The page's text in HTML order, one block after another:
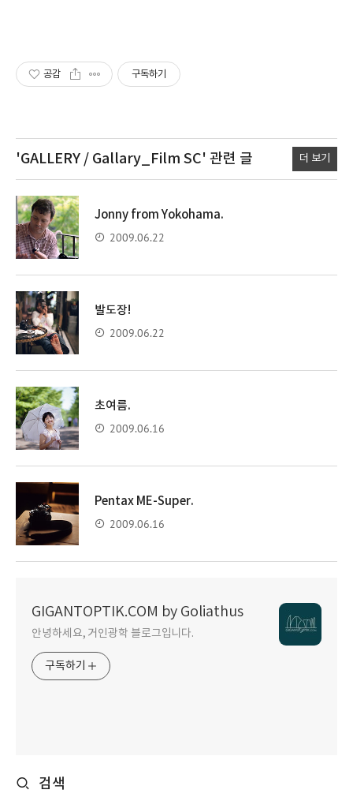
공감 구독하기
'GALLERY / Gallary_Film SC' 관련 글 더 보기
Jonny from Yokohama.
2009.06.22
발도장!
2009.06.22
초여름.
2009.06.16
Pentax ME-Super.
2009.06.16
GIGANTOPTIK.COM by Goliathus
안녕하세요, 거인광학 블로그입니다.
구독하기
검색